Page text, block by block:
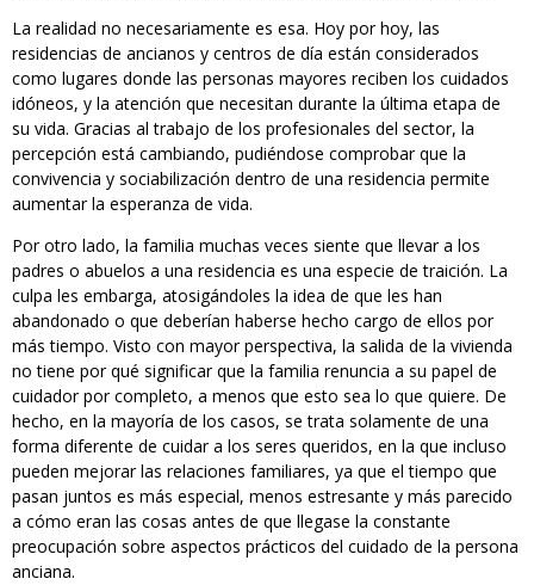
La realidad no necesariamente es esa. Hoy por hoy, las
residencias de ancianos y centros de día están considerados
como lugares donde las personas mayores reciben los cuidados
idóneos, y la atención que necesitan durante la última etapa de
su vida. Gracias al trabajo de los profesionales del sector, la
percepción está cambiando, pudiéndose comprobar que la
convivencia y sociabilización dentro de una residencia permite
aumentar la esperanza de vida.
Por otro lado, la familia muchas veces siente que llevar a los
padres o abuelos a una residencia es una especie de traición. La
culpa les embarga, atosigándoles la idea de que les han
abandonado o que deberían haberse hecho cargo de ellos por
más tiempo. Visto con mayor perspectiva, la salida de la vivienda
no tiene por qué significar que la familia renuncia a su papel de
cuidador por completo, a menos que esto sea lo que quiere. De
hecho, en la mayoría de los casos, se trata solamente de una
forma diferente de cuidar a los seres queridos, en la que incluso
pueden mejorar las relaciones familiares, ya que el tiempo que
pasan juntos es más especial, menos estresante y más parecido
a cómo eran las cosas antes de que llegase la constante
preocupación sobre aspectos prácticos del cuidado de la persona
anciana.